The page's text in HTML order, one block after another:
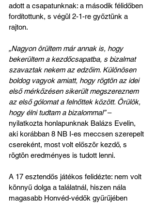
adott a csapatunknak: a második félidőben
fordítottunk, s végül 2-1-re győztünk a
rajton.
„Nagyon örültem már annak is, hogy
bekerültem a kezdőcsapatba, s bizalmat
szavaztak nekem az edzőim. Különösen
boldog vagyok amiatt, hogy rögtön az idei
első mérkőzésen sikerült megszereznem
az első gólomat a felnőttek között. Örülök,
hogy élni tudtam a bizalommal” –
nyilatkozta honlapunknak Balázs Evelin,
aki korábban 8 NB I-es meccsen szerepelt
csereként, most volt először kezdő, s
rögtön eredményes is tudott lenni.
A 17 esztendős játékos felidézte: nem volt
könnyű dolga a találatnál, hiszen nála
magasabb Honvéd-védők gyűrűjében